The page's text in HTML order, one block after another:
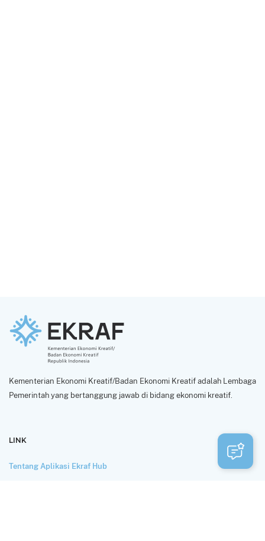
Kementerian Ekonomi Kreatif/Badan Ekonomi Kreatif adalah Lembaga
Pemerintah yang bertanggung jawab di bidang ekonomi kreatif.
LINK
Tentang Aplikasi Ekraf Hub